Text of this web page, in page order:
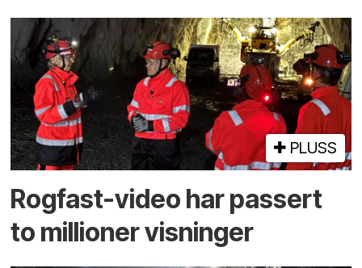
PLUSS
Rogfast-video har passert
to millioner visninger